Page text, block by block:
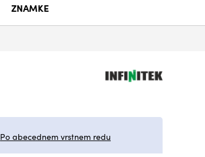
ZNAMKE
Po abecednem vrstnem redu